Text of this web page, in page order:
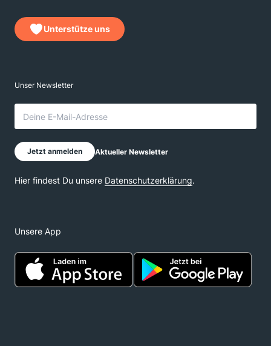
Unterstütze uns
Unsere App